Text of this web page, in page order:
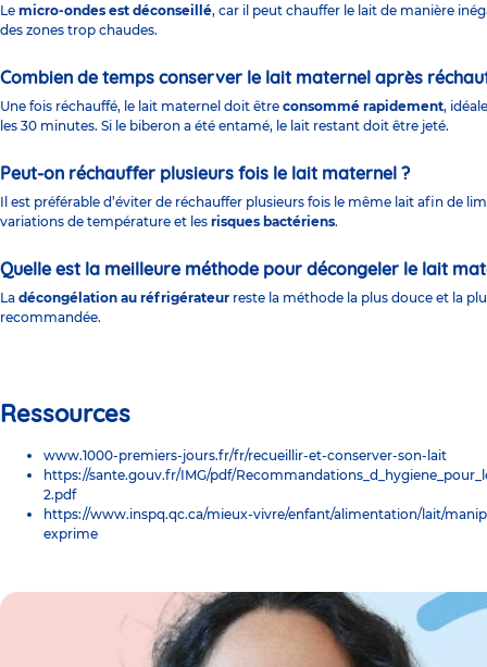
Le micro-ondes est déconseillé, car il peut chauffer le lait de manière
des zones trop chaudes.
Combien de temps conserver le lait maternel après
Une fois réchauffé, le lait maternel doit être consommé rapidement,
les 30 minutes. Si le biberon a été entamé, le lait restant doit être jeté.
Peut-on réchauffer plusieurs fois le lait maternel ?
Il est préférable d’éviter de réchauffer plusieurs fois le même lait afin de
variations de température et les risques bactériens.
Quelle est la meilleure méthode pour décongeler le lait
La décongélation au réfrigérateur reste la méthode la plus douce et la
recommandée.
Ressources
www.1000-premiers-jours.fr/fr/recueillir-et-conserver-son-lait
https://sante.gouv.fr/IMG/pdf/
2.pdf
https://www.inspq.qc.ca/mieux-vivre/enfant/alimentation/lait/
exprime